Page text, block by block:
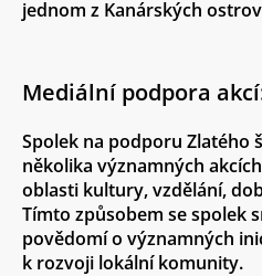
jednom z Kanárských
Mediální podpora
Spolek na podporu Zlatého
několika významných
oblasti kultury, vzdělání,
Tímto způsobem se spolek
povědomí o významných
k rozvoji lokální komunity.